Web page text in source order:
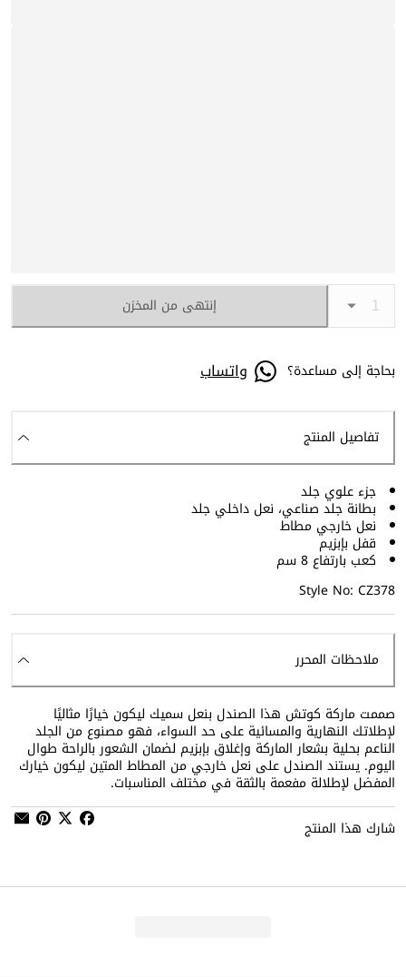
إنتهى من المخزن
بحاجة إلى مساعدة؟ واتساب
تفاصيل المنتج
جزء علوي جلد
بطانة جلد صناعي، نعل داخلي جلد
نعل خارجي مطاط
قفل بإبزيم
كعب بارتفاع 8 سم
Style No: CZ378
ملاحظات المحرر
صممت ماركة كوتش هذا الصندل بنعل سميك ليكون خيارًا مثاليًا
لإطلاتك النهارية والمسائية على حد السواء، فهو مصنوع من الجلد
الناعم بحلية بشعار الماركة وإغلاق بإبزيم لضمان الشعور بالراحة طوال
اليوم. يستند الصندل على نعل خارجي من المطاط المتين ليكون خيارك
المفضل لإطلالة مفعمة بالثقة في مختلف المناسبات.
شارك هذا المنتج